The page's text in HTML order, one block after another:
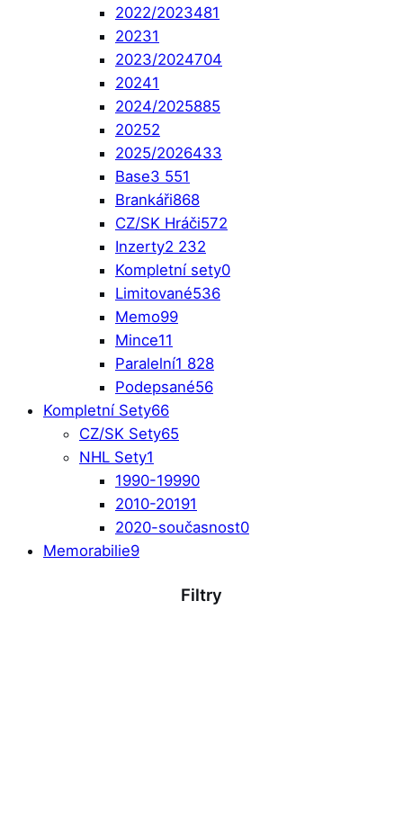
2022/2023481
20231
2023/2024704
20241
2024/2025885
20252
2025/2026433
Base3 551
Brankáři868
CZ/SK Hráči572
Inzerty2 232
Kompletní sety0
Limitované536
Memo99
Mince11
Paralelní1 828
Podepsané56
Kompletní Sety66
CZ/SK Sety65
NHL Sety1
1990-19990
2010-20191
2020-současnost0
Memorabilie9
Filtry